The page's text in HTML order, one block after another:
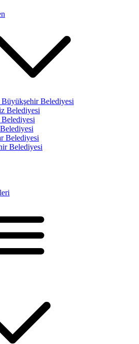
Belediyesi
Belediyesi
Belediyesi
Belediyesi